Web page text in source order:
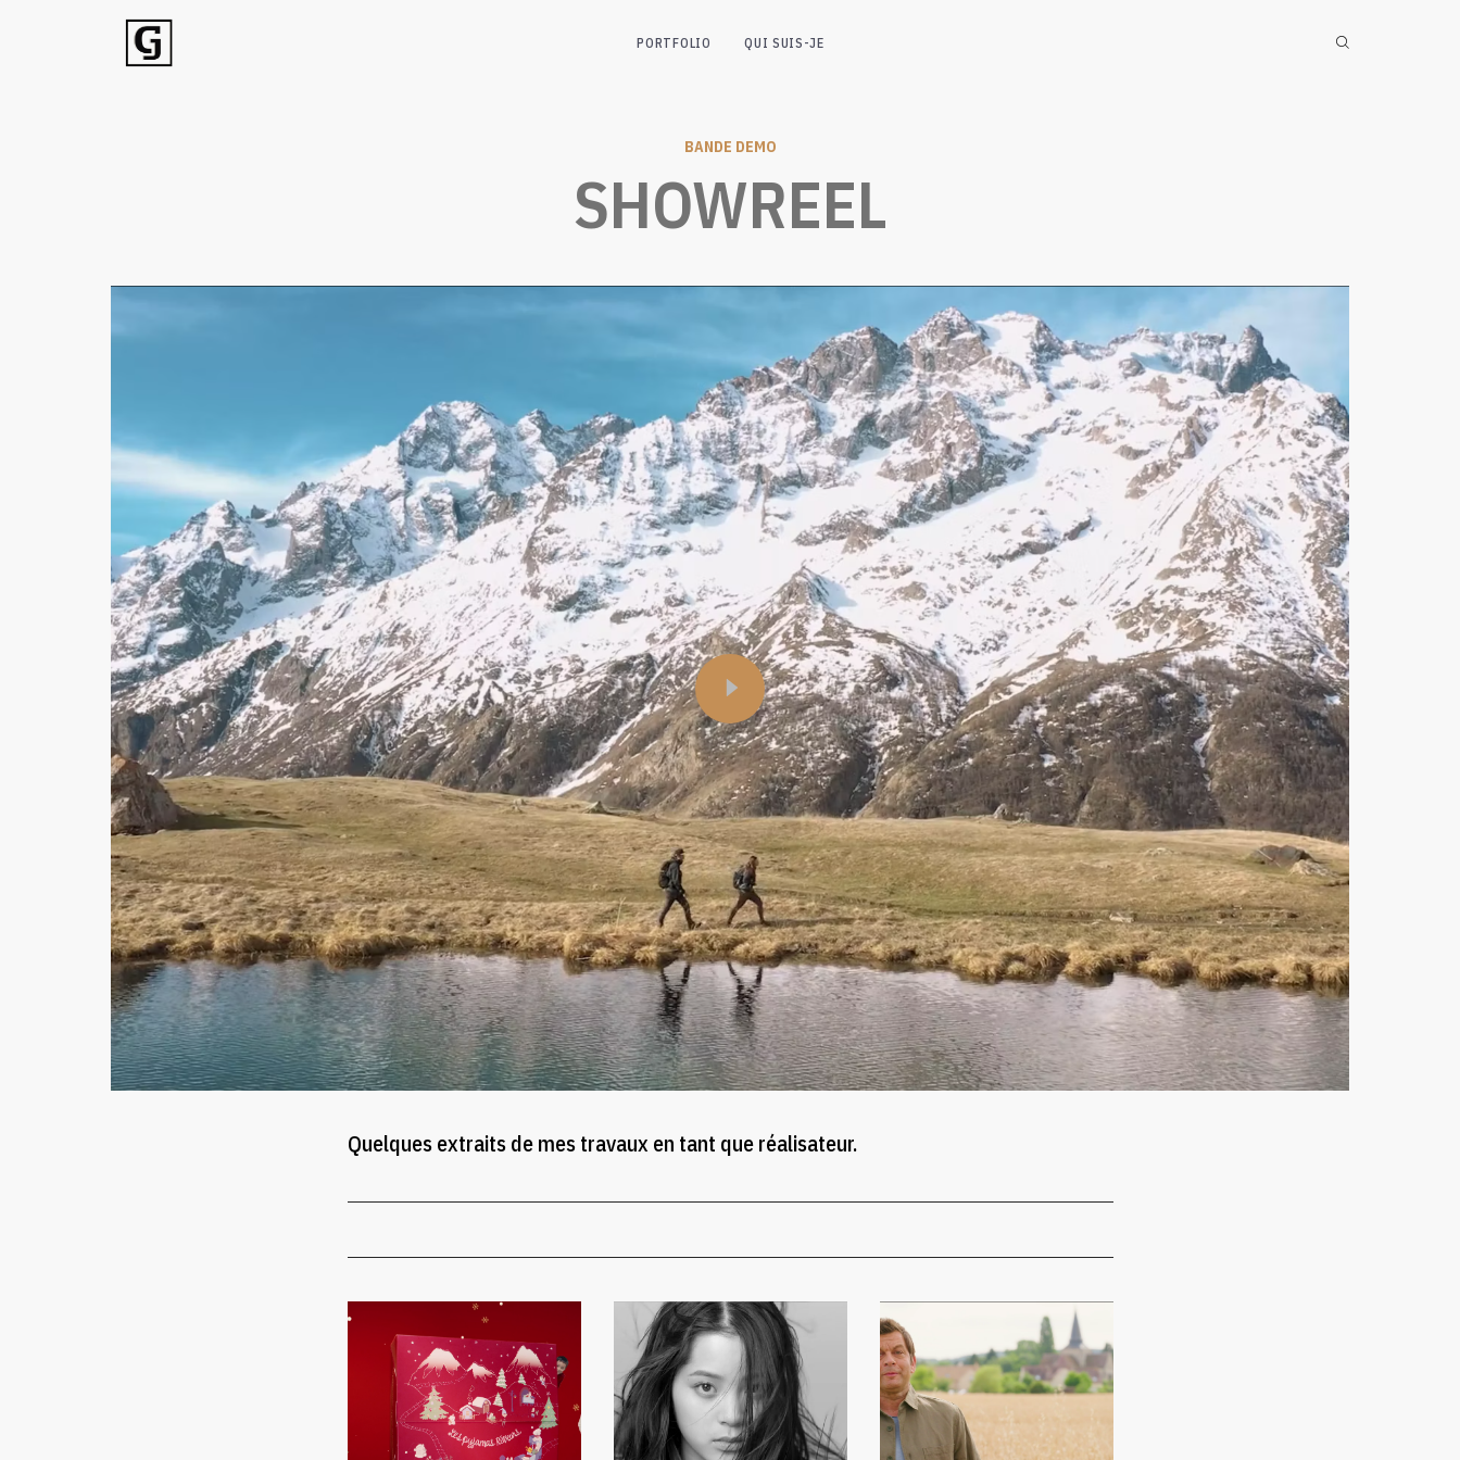
PORTFOLIO QUI SUIS-JE
BANDE DEMO
SHOWREEL
Quelques extraits de mes travaux en tant que réalisateur.